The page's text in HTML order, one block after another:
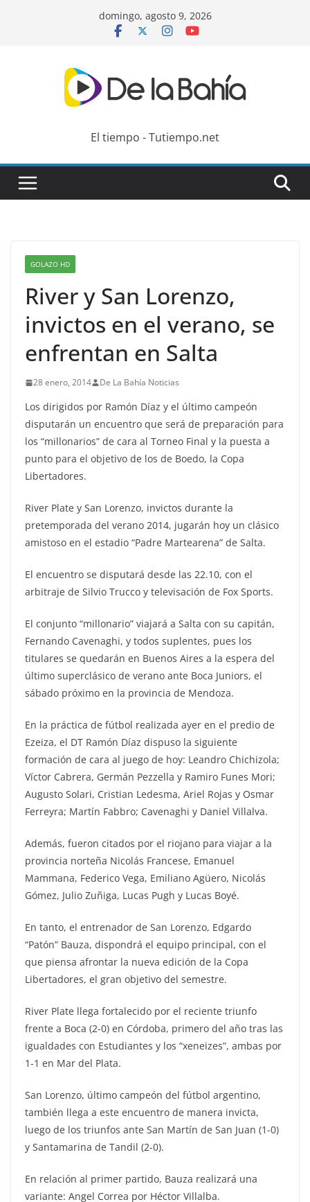
domingo, agosto 9, 2026
El tiempo - Tutiempo.net
GOLAZO HD
River y San Lorenzo,
invictos en el verano, se
enfrentan en Salta
28 enero, 2014 De La Bahía Noticias
Los dirigidos por Ramón Díaz y el último campeón
disputarán un encuentro que será de preparación para
los “millonarios” de cara al Torneo Final y la puesta a
punto para el objetivo de los de Boedo, la Copa
Libertadores.
River Plate y San Lorenzo, invictos durante la
pretemporada del verano 2014, jugarán hoy un clásico
amistoso en el estadio “Padre Martearena” de Salta.
El encuentro se disputará desde las 22.10, con el
arbitraje de Silvio Trucco y televisación de Fox Sports.
El conjunto “millonario” viajará a Salta con su capitán,
Fernando Cavenaghi, y todos suplentes, pues los
titulares se quedarán en Buenos Aires a la espera del
último superclásico de verano ante Boca Juniors, el
sábado próximo en la provincia de Mendoza.
En la práctica de fútbol realizada ayer en el predio de
Ezeiza, el DT Ramón Díaz dispuso la siguiente
formación de cara al juego de hoy: Leandro Chichizola;
Víctor Cabrera, Germán Pezzella y Ramiro Funes Mori;
Augusto Solari, Cristian Ledesma, Ariel Rojas y Osmar
Ferreyra; Martín Fabbro; Cavenaghi y Daniel Villalva.
Además, fueron citados por el riojano para viajar a la
provincia norteña Nicolás Francese, Emanuel
Mammana, Federico Vega, Emiliano Agüero, Nicolás
Gómez, Julio Zuñiga, Lucas Pugh y Lucas Boyé.
En tanto, el entrenador de San Lorenzo, Edgardo
“Patón” Bauza, dispondrá el equipo principal, con el
que piensa afrontar la nueva edición de la Copa
Libertadores, el gran objetivo del semestre.
River Plate llega fortalecido por el reciente triunfo
frente a Boca (2-0) en Córdoba, primero del año tras las
igualdades con Estudiantes y los “xeneizes”, ambas por
1-1 en Mar del Plata.
San Lorenzo, último campeón del fútbol argentino,
también llega a este encuentro de manera invicta,
luego de los triunfos ante San Martín de San Juan (1-0)
y Santamarina de Tandil (2-0).
En relación al primer partido, Bauza realizará una
variante: Angel Correa por Héctor Villalba.